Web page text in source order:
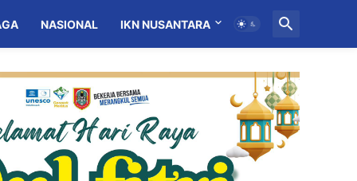
NASIONAL IKN NUSANTARA MITRA